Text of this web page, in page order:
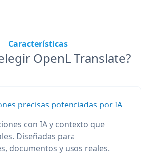
Características
OpenL Translate?
precisas potenciadas por IA
con IA y contexto que
Diseñadas para
documentos y usos reales.